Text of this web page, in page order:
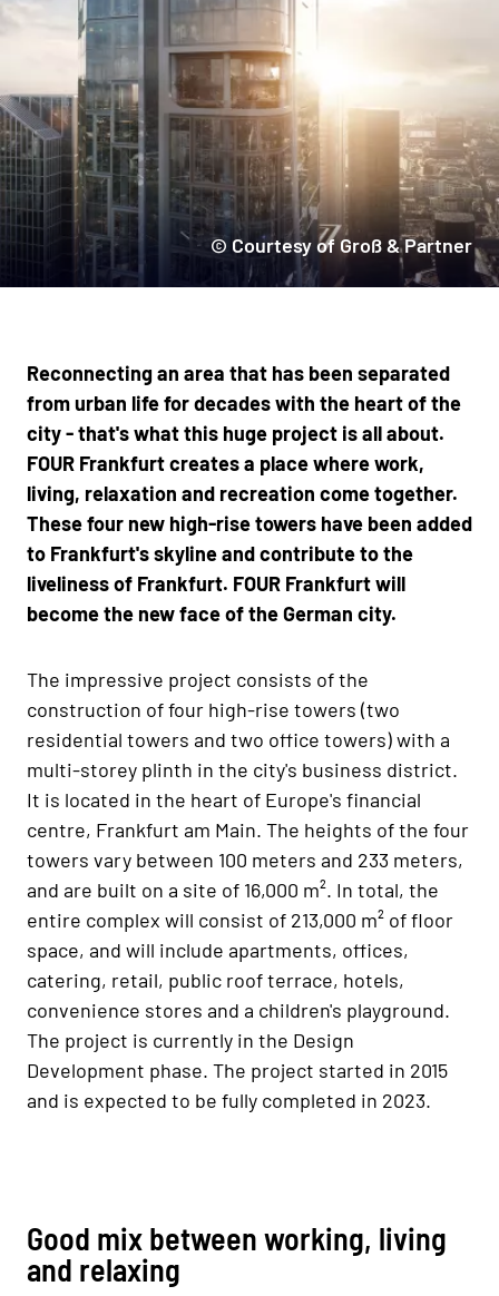
© Courtesy of Groß & Partner
Reconnecting an area that has been separated
from urban life for decades with the heart of the
city - that's what this huge project is all about.
FOUR Frankfurt creates a place where work,
living, relaxation and recreation come together.
These four new high-rise towers have been added
to Frankfurt's skyline and contribute to the
liveliness of Frankfurt. FOUR Frankfurt will
become the new face of the German city.
The impressive project consists of the
construction of four high-rise towers (two
residential towers and two office towers) with a
multi-storey plinth in the city's business district.
It is located in the heart of Europe's financial
centre, Frankfurt am Main. The heights of the four
towers vary between 100 meters and 233 meters,
and are built on a site of 16,000 m². In total, the
entire complex will consist of 213,000 m² of floor
space, and will include apartments, offices,
catering, retail, public roof terrace, hotels,
convenience stores and a children's playground.
The project is currently in the Design
Development phase. The project started in 2015
and is expected to be fully completed in 2023.
Good mix between working, living
and relaxing